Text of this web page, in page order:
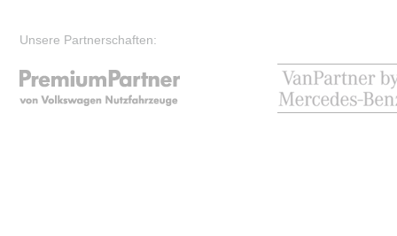
Unsere Partnerschaften: